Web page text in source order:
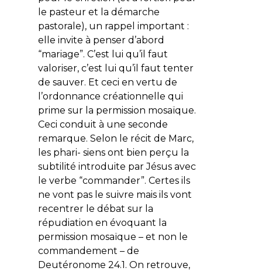
le pasteur et la démarche
pastorale), un rappel important :
elle invite à penser d’abord
“mariage”. C’est lui qu’il faut
valoriser, c’est lui qu’il faut tenter
de sauver. Et ceci en vertu de
l’ordonnance créationnelle qui
prime sur la permission mosaïque.
Ceci conduit à une seconde
remarque. Selon le récit de Marc,
les phari- siens ont bien perçu la
subtilité introduite par Jésus avec
le verbe “commander”. Certes ils
ne vont pas le suivre mais ils vont
recentrer le débat sur la
répudiation en évoquant la
permission mosaïque – et non le
commandement – de
Deutéronome 24.1. On retrouve,